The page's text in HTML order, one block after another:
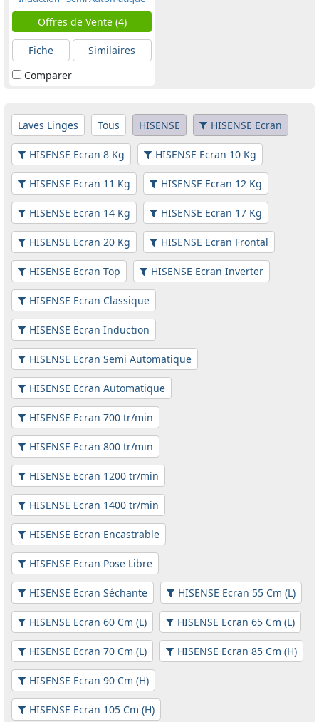
Offres de Vente (4)
Fiche
Similaires
Comparer
Laves Linges Tous HISENSE HISENSE Ecran
HISENSE Ecran 8 Kg HISENSE Ecran 10 Kg
HISENSE Ecran 11 Kg HISENSE Ecran 12 Kg
HISENSE Ecran 14 Kg HISENSE Ecran 17 Kg
HISENSE Ecran 20 Kg HISENSE Ecran Frontal
HISENSE Ecran Top HISENSE Ecran Inverter
HISENSE Ecran Classique
HISENSE Ecran Induction
HISENSE Ecran Semi Automatique
HISENSE Ecran Automatique
HISENSE Ecran 700 tr/min
HISENSE Ecran 800 tr/min
HISENSE Ecran 1200 tr/min
HISENSE Ecran 1400 tr/min
HISENSE Ecran Encastrable
HISENSE Ecran Pose Libre
HISENSE Ecran Séchante HISENSE Ecran 55 Cm (L)
HISENSE Ecran 60 Cm (L) HISENSE Ecran 65 Cm (L)
HISENSE Ecran 70 Cm (L) HISENSE Ecran 85 Cm (H)
HISENSE Ecran 90 Cm (H)
HISENSE Ecran 105 Cm (H)